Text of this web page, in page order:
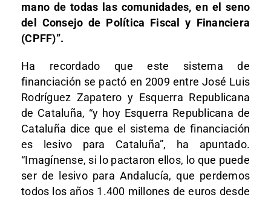
mano de todas las comunidades, en el seno
del Consejo de Política Fiscal y Financiera
(CPFF)”.
Ha recordado que este sistema de
financiación se pactó en 2009 entre José Luis
Rodríguez Zapatero y Esquerra Republicana
de Cataluña, “y hoy Esquerra Republicana de
Cataluña dice que el sistema de financiación
es lesivo para Cataluña”, ha apuntado.
“Imagínense, si lo pactaron ellos, lo que puede
ser de lesivo para Andalucía, que perdemos
todos los años 1.400 millones de euros desde